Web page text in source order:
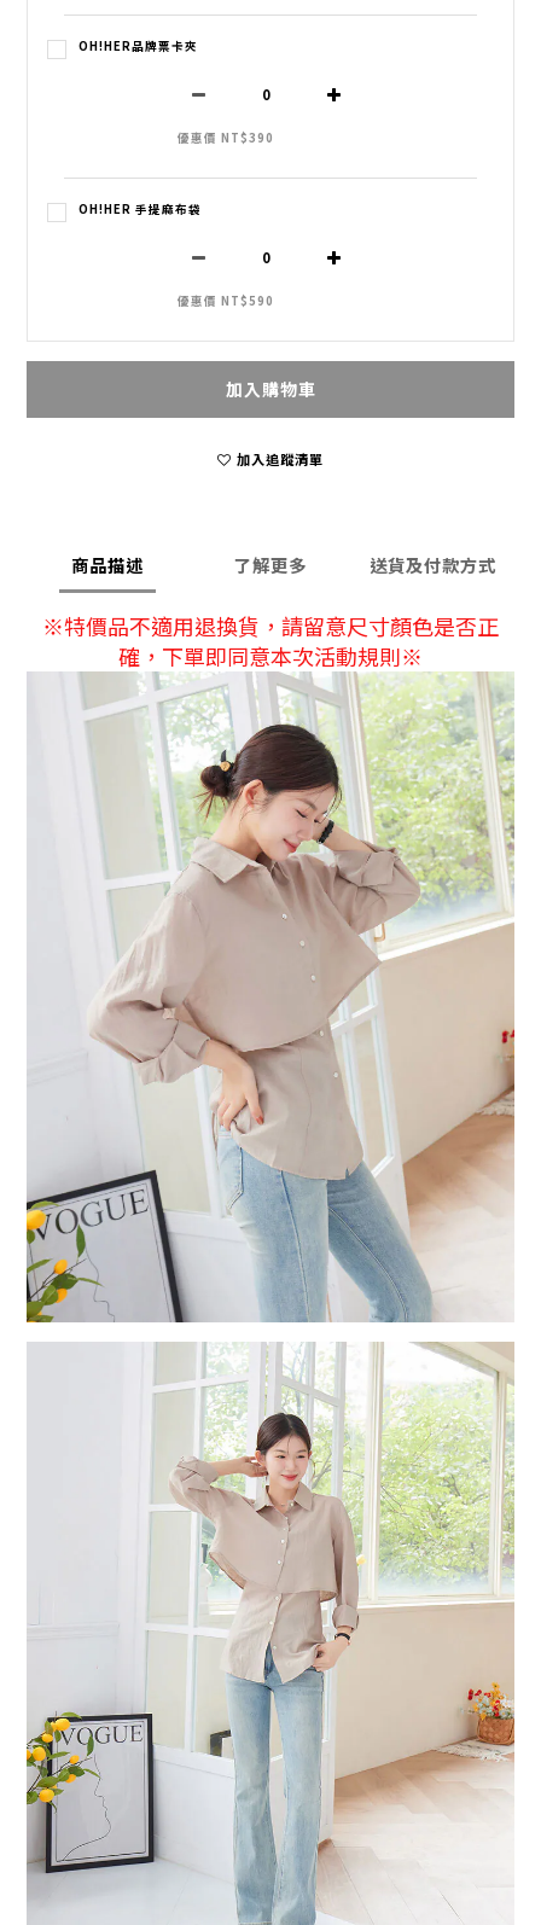
OH!HER品牌票卡夾
優惠價 NT$390
OH!HER 手提麻布袋
優惠價 NT$590
加入購物車
加入追蹤清單
商品描述 了解更多 送貨及付款方式
※特價品不適用退換貨，請留意尺寸顏色是否正
確，下單即同意本次活動規則※